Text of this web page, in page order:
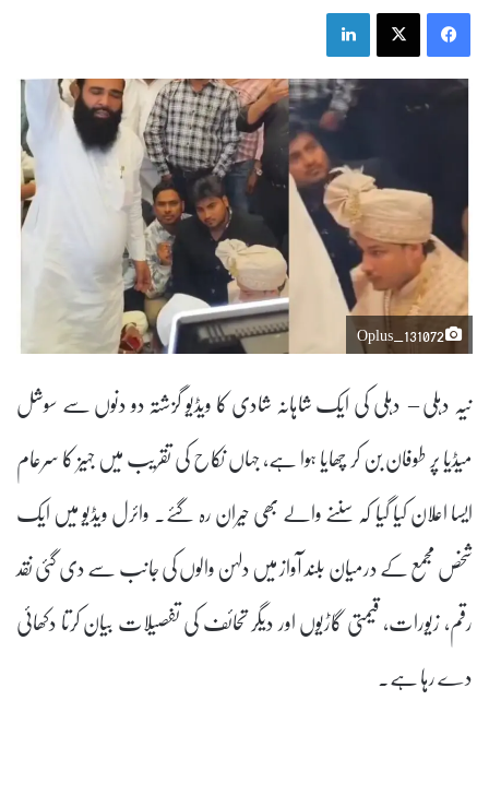
Facebook
X
نیہ دہلی – دہلی کی ایک شاہانہ شادی کا ویڈیو گزشتہ دو دنوں سے سوشل
میڈیا پر طوفان بن کر چھایا ہوا ہے، جہاں نکاح کی تقریب میں جہیز کا سرعام
ایسا اعلان کیا گیا کہ سننے والے بھی حیران رہ گئے۔ وائرل ویڈیو میں ایک
شخص مجمع کے درمیان بلند آواز میں دلہن والوں کی جانب سے دی گئی نقد
رقم، زیورات، قیمتی گاڑیوں اور دیگر تحائف کی تفصیلات بیان کرتا دکھائی
دے رہا ہے۔